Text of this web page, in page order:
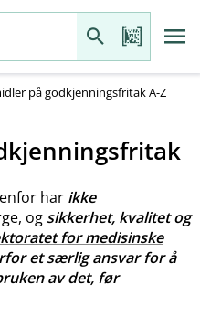
på godkjenningsfritak A-Z
har ikke
og sikkerhet, kvalitet og
for medisinske
et særlig ansvar for å
av det, før